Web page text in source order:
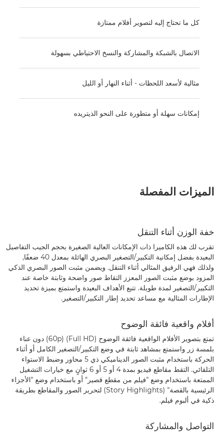
كل ما تحتاج إليه لتصوير أفلام ممتازة
الاتصال بالشبكة والمشاركة والنسخ الاحتياطي بسهولة
مثالية لأسعد اللحظات - أثناء النهار أو الليل
إمكانات سهلة أو متطورة على النحو الذيتريده
الميزات المفصلة
خفة الوزن أثناء التنقل
تقرب لك هذه الكاميرا ذات الإمكانات العالية الصغيرة بحجم الجيب التفاصيل
البعيدة بفضل إمكانية التكبير/التصغير البصري الهائلة بمعدل 40 ضعفًا,
ولذلك فهي الرفيق المثالي أثناء التنقل. ويضمن مثبت الصور البصري الذكي
المزود بوضع مثبت الصور المعزز التقاط صور واضحة وثابتة خاصة عند
التكبير/التصغير لمدة طويلة. تتبع الأهداف البعيدة واستمتع بميزة تحديد
الإطارات المثالية مع مساعد تحديد إطار التكبير/التصغير.
أفلام واقعية فائقة الوضوح
تمتع بتصوير الأفلام الواقعية فائقة الوضوح (Full HD) ‏(60p) دون عناء
بلمسة زر واستمتع بمشاهد ثابتة في وضع التكبير/التصغير الكامل أو أثناء
الحركة باستخدام مثبت الصور الديناميكي ذي 5 محاور وضبط الاستواء
التلقائي. التقط مقاطع فيديو بمدة 4 أو 5 أو 6 ثوانٍ مع خيارات التشغيل
الممتعة باستخدام وضع "فيلم من مقطع قصير" أو باستخدام وضع "الأجزاء
الرئيسية بالقصة" (Story Highlights) لتحرير الصور والمقاطع بطريقة
ذكية في ألبوم فيلم.
التواصل والمشاركة